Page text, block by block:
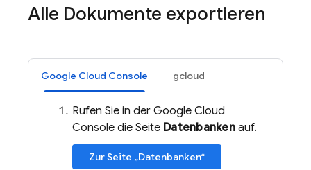
Alle Dokumente exportieren
Google Cloud Console gcloud
Rufen Sie in der Google Cloud
Console die Seite Datenbankenauf.
Zur Seite „Datenbanken“